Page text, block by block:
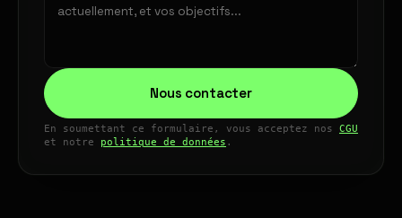
Nous contacter
En soumettant ce formulaire, vous acceptez nos CGU
et notre politique de données .